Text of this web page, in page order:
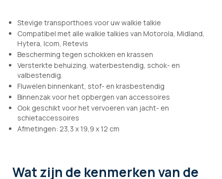
Stevige transporthoes voor uw walkie talkie
Compatibel met alle walkie talkies van Motorola, Midland,
Hytera, Icom, Retevis
Bescherming tegen schokken en krassen
Versterkte behuizing, waterbestendig, schok- en
valbestendig.
Fluwelen binnenkant, stof- en krasbestendig
Binnenzak voor het opbergen van accessoires
Ook geschikt voor het vervoeren van jacht- en
schietaccessoires
Afmetingen: 23,3 x 19,9 x 12 cm
Wat zijn de kenmerkenvan de